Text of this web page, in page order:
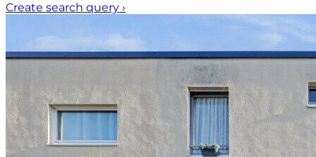
Create search query ›